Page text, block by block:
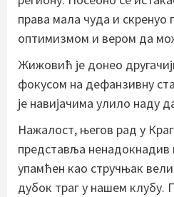
права мала чуда и
оптимизмом и вером да
Жижовић је донео
фокусом на дефанзивну
је навијачима улило наду
Нажалост, његов рад у
представља
упамћен као стручњак
дубок траг у нашем клубу.